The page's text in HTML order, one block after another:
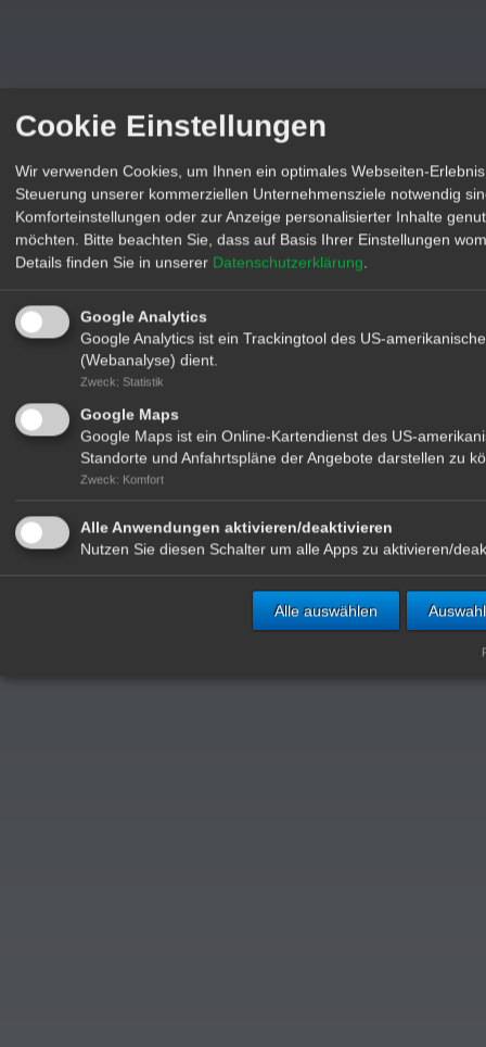
Cookie Einstellungen
Wir verwenden Cookies, um Ihnen ein optimales Webseiten-
Steuerung unserer kommerziellen Unternehmensziele notwendig
Komforteinstellungen oder zur Anzeige personalisierter Inhalte
möchten. Bitte beachten Sie, dass auf Basis Ihrer Einstellungen
Details finden Sie in unserer Datenschutzerklärung
Google Analytics
Google Analytics ist ein Trackingtool des US-
(Webanalyse) dient.
Zweck: Statistik
Google Maps
Google Maps ist ein Online-Kartendienst des US-
Standorte und Anfahrtspläne der Angebote darstellen zu
Zweck: Komfort
Alle Anwendungen aktivieren/deaktivieren
Nutzen Sie diesen Schalter um alle Apps zu aktivieren/
Alle auswählen